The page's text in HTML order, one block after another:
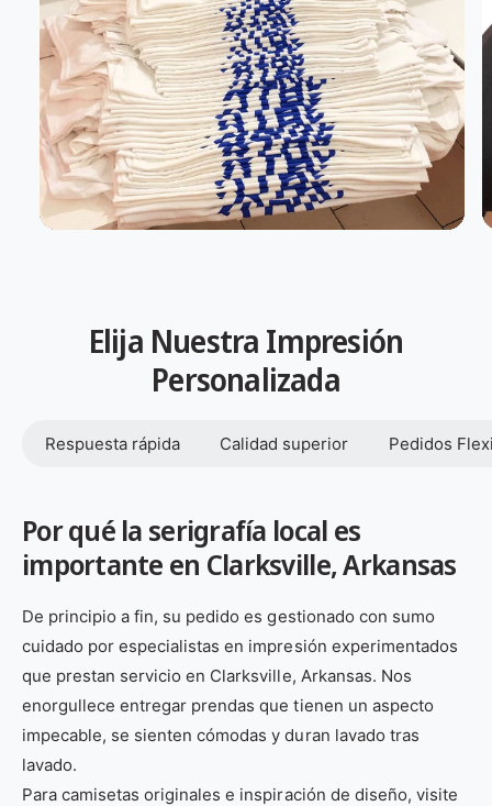
Elija Nuestra Impresión
Personalizada
Respuesta rápida Calidad superior Pedidos
Por qué la serigrafía local es
importante en Clarksville, Arkansas
De principio a fin, su pedido es gestionado con sumo
cuidado por especialistas en impresión experimentados
que prestan servicio en Clarksville, Arkansas. Nos
enorgullece entregar prendas que tienen un aspecto
impecable, se sienten cómodas y duran lavado tras
lavado.
Para camisetas originales e inspiración de diseño, visite